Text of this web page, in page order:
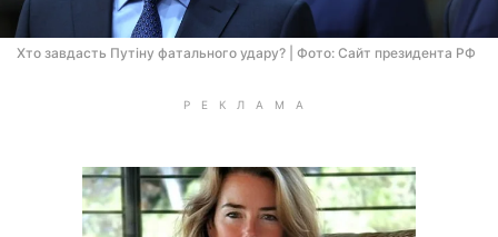
Хто завдасть Путіну фатального удару? | Фото: Сайт президента РФ